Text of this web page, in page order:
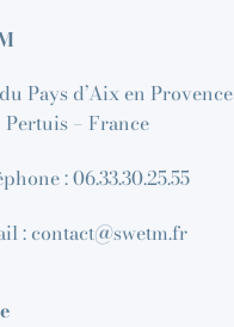
Pays d’Aix en Provence
Pertuis – France
: 06.33.30.25.55
: contact@swetm.fr